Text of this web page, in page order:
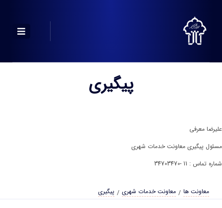
پیگیری
علیرضا معرفی
مسئول پیگیری معاونت خدمات شهری
شماره تماس : 11 -34703470
معاونت ها معاونت خدمات شهری پیگیری